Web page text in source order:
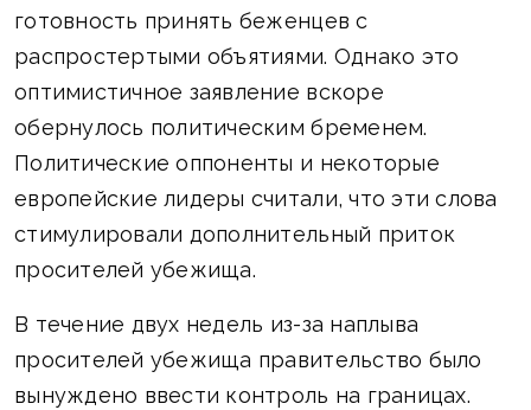
готовность принять беженцев с
распростертыми объятиями. Однако это
оптимистичное заявление вскоре
обернулось политическим бременем.
Политические оппоненты и некоторые
европейские лидеры считали, что эти слова
стимулировали дополнительный приток
просителей убежища.
В течение двух недель из-за наплыва
просителей убежища правительство было
вынуждено ввести контроль на границах.